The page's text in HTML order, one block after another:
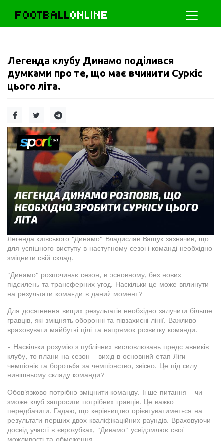
FOOTBALLONLINE
Легенда клубу Динамо поділився
думками про те, що має вчинити Суркіс
цього літа.
Легенда київського "Динамо" Владислав Ващук зазначив, що
для успішного виступу в наступному сезоні команді необхідно
зміцнити свій склад.
"Динамо" розпочинає сезон, в основному, без нових
підсилень та трансферних угод. Наскільки це може вплинути
на результати команди в даний момент?
Для досягнення вищих результатів необхідно залучити більше
гравців, які зміцнять оборонні та півзахисні лінії. Важливо
враховувати майбутні цілі та напрямок розвитку команди.
- Наскільки розумію з публічних висловлювань представників
клубу, то плани на сезон - вихід в основний етап Ліги
чемпіонів та боротьба за чемпіонство, звісно. Це під силу
нинішньому складу команди?
Обов'язково потрібно зміцнити команду. Інше питання - чи
зможе клуб запросити потрібних гравців. Це важко
передбачити. Гадаю, що керівництво орієнтуватиметься на
результати перших двох кваліфікаційних раундів. Враховуючи
досвід участі в єврокубках, "Динамо" усвідомлює свої
можливості та обмеження.